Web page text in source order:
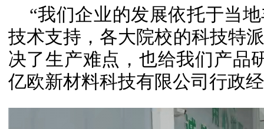
“我们企业的发展依托于当
技术支持，各大院校的科技特
决了生产难点，也给我们产品
亿欧新材料科技有限公司行政